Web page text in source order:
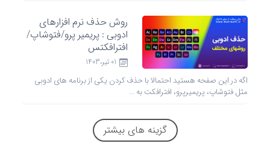
روش حذف نرم‌ افزارهای
ادوبی : پریمیر پرو/فتوشاپ/
افترافکتس
01 تیر،1403
اگه در این صفحه هستید احتمالا با حذف کردن یکی از برنامه های ادوبی
مثل فتوشاپ، پریمیرپرو، افترافکت به ...
گزینه های بیشتر